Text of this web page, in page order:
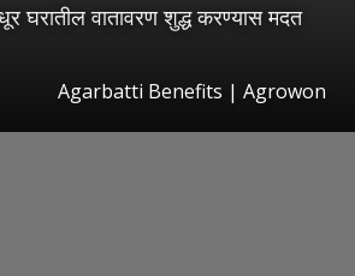
घरातील वातावरण शुद्ध करण्यास मदत
Agarbatti Benefits | Agrowon